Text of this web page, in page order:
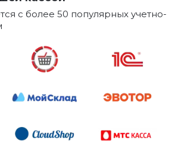
с более 50 популярных учетно-